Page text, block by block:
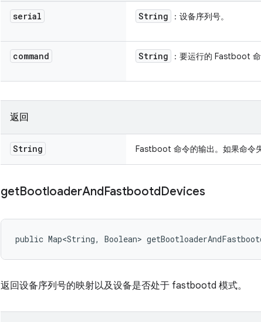
serial String ：设备序列号。
command String ：要运行的 Fastboot 命
返回
String Fastboot 命令的输出。如果命令
getBootloaderAndFastbootdDevices
public Map<String, Boolean>
返回设备序列号的映射以及设备是否处于 fastbootd 模式。